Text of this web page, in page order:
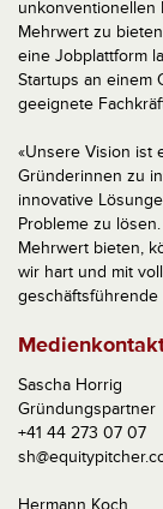
unkonventionellen
Mehrwert zu
eine Jobplattform
Startups an einem
geeignete
«Unsere Vision ist
Gründerinnen zu
innovative
Probleme zu
Mehrwert bieten,
wir hart und mit
geschäftsführende
Sascha Horrig
Gründungspartner
+41 44 273 07 07